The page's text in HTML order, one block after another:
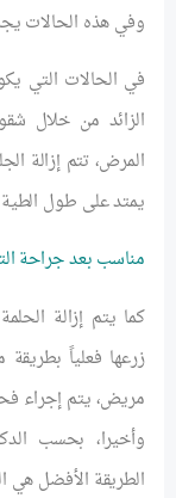
وفي هذه الحالات يجب
في الحالات التي
الزائد من خلال
المرض، تتم إزالة
يمتد على طول الطية
مناسب بعد جراحة
كما يتم إزالة
زرعها فعلياً
مريض، يتم إجراء
وأخيرا، بحسب
الطريقة الأفضل هي